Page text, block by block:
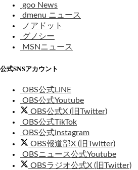
goo News
dmenu ニュース
ノアドット
グノシー
MSNニュース
公式SNSアカウント
OBS公式LINE
OBS公式Youtube
OBS公式X (旧Twitter)
OBS公式TikTok
OBS公式Instagram
OBS報道部X (旧Twitter)
OBSニュース公式Youtube
OBSラジオ公式X (旧Twitter)